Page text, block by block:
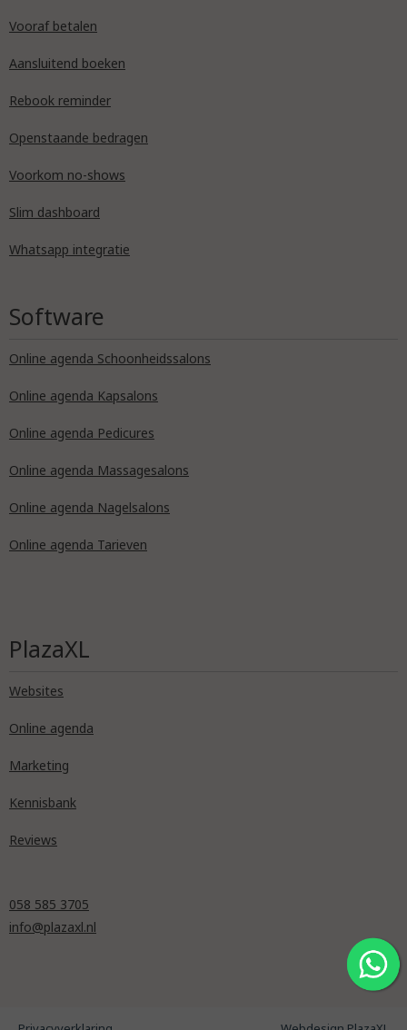
Vooraf betalen
Aansluitend boeken
Rebook reminder
Openstaande bedragen
Voorkom no-shows
Slim dashboard
Whatsapp integratie
Software
Online agenda Schoonheidssalons
Online agenda Kapsalons
Online agenda Pedicures
Online agenda Massagesalons
Online agenda Nagelsalons
Online agenda Tarieven
PlazaXL
Websites
Online agenda
Marketing
Kennisbank
Reviews
058 585 3705
info@plazaxl.nl